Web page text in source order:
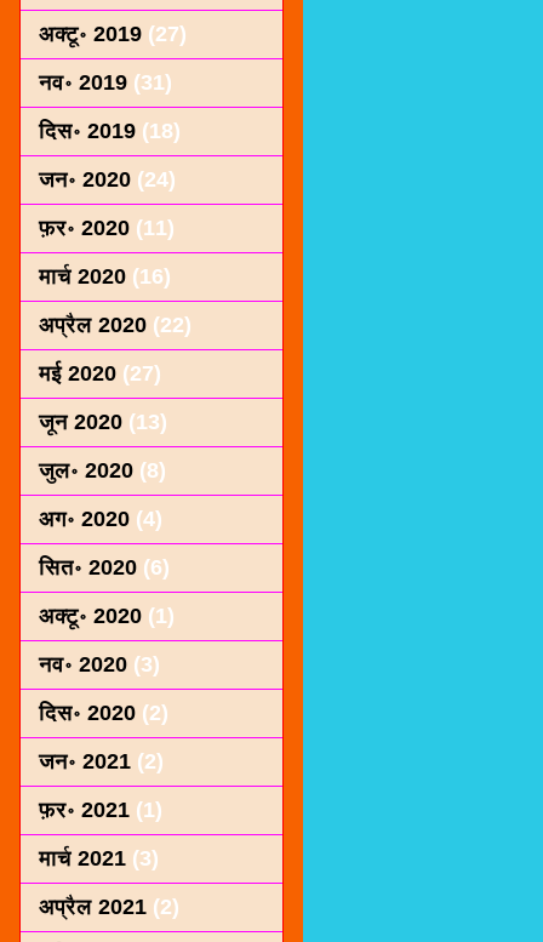
अक्टू॰ 2019 (27)
नव॰ 2019 (31)
दिस॰ 2019 (18)
जन॰ 2020 (24)
फ़र॰ 2020 (11)
मार्च 2020 (16)
अप्रैल 2020 (22)
मई 2020 (27)
जून 2020 (13)
जुल॰ 2020 (8)
अग॰ 2020 (4)
सित॰ 2020 (6)
अक्टू॰ 2020 (1)
नव॰ 2020 (3)
दिस॰ 2020 (2)
जन॰ 2021 (2)
फ़र॰ 2021 (1)
मार्च 2021 (3)
अप्रैल 2021 (2)